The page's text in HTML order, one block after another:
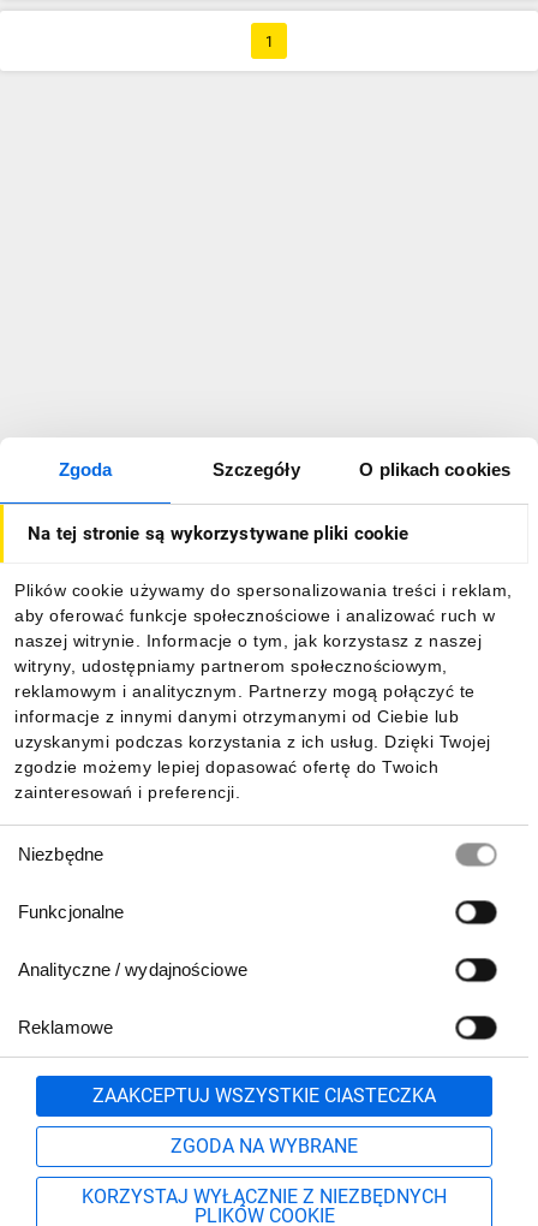
Zgoda Szczegóły O plikach cookies
Na tej stronie są wykorzystywane pliki cookie
Plików cookie używamy do spersonalizowania treści i reklam,
aby oferować funkcje społecznościowe i analizować ruch w
naszej witrynie. Informacje o tym, jak korzystasz z naszej
witryny, udostępniamy partnerom społecznościowym,
reklamowym i analitycznym. Partnerzy mogą połączyć te
informacje z innymi danymi otrzymanymi od Ciebie lub
uzyskanymi podczas korzystania z ich usług. Dzięki Twojej
zgodzie możemy lepiej dopasować ofertę do Twoich
zainteresowań i preferencji.
zgody
Niezbędne
Funkcjonalne
Analityczne / wydajnościowe
Reklamowe
ZAAKCEPTUJ WSZYSTKIE CIASTECZKA
ZGODA NA WYBRANE
KORZYSTAJ WYŁĄCZNIE Z NIEZBĘDNYCH
PLIKÓW COOKIE
1